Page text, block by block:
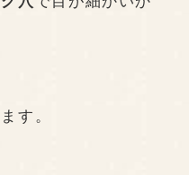
す。